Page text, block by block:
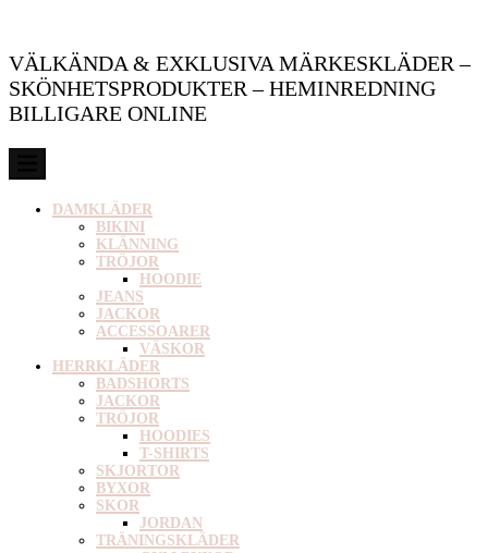
VÄLKÄNDA & EXKLUSIVA MÄRKESKLÄDER –
SKÖNHETSPRODUKTER – HEMINREDNING
BILLIGARE ONLINE
DAMKLÄDER
BIKINI
KLÄNNING
TRÖJOR
HOODIE
JEANS
JACKOR
ACCESSOARER
VÄSKOR
HERRKLÄDER
BADSHORTS
JACKOR
TRÖJOR
HOODIES
T-SHIRTS
SKJORTOR
BYXOR
SKOR
JORDAN
TRÄNINGSKLÄDER